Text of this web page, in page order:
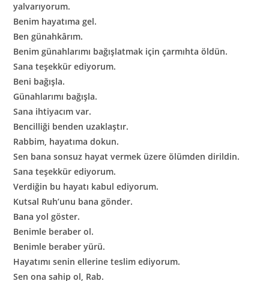
yalvarıyorum.
Benim hayatıma gel.
Ben günahkârım.
Benim günahlarımı bağışlatmak için çarmıhta öldün.
Sana teşekkür ediyorum.
Beni bağışla.
Günahlarımı bağışla.
Sana ihtiyacım var.
Bencilliği benden uzaklaştır.
Rabbim, hayatıma dokun.
Sen bana sonsuz hayat vermek üzere ölümden dirildin.
Sana teşekkür ediyorum.
Verdiğin bu hayatı kabul ediyorum.
Kutsal Ruh’unu bana gönder.
Bana yol göster.
Benimle beraber ol.
Benimle beraber yürü.
Hayatımı senin ellerine teslim ediyorum.
Sen ona sahip ol, Rab.